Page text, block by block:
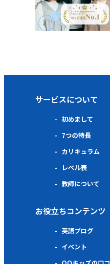
サービスについて
初めまして
7つの特長
カリキュラム
レベル表
教師について
お役立ちコンテンツ
英語ブログ
イベント